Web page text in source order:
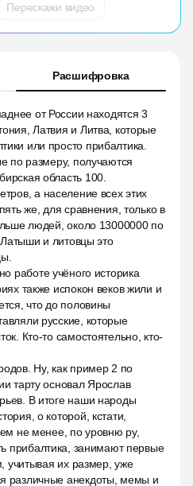
Перескажи видео
Расшифровка
от России находятся 3
Латвия и Литва, которые
или просто прибалтика.
по размеру, получаются
область 100.
а население всех этих
же, для сравнения, только в
людей, около 13000000 по
Латыши и литовцы это
работе учёного историка
также испокон веков жили и
что до половины
русские, которые
Кто-то самостоятельно, кто-
Ну, как пример 2 по
тарту основал Ярослав
В итоге наши народы
о которой, кстати,
не менее, по уровню ру,
прибалтика, занимают первые
учитывая их размер, уже
различные анекдоты, мемы и